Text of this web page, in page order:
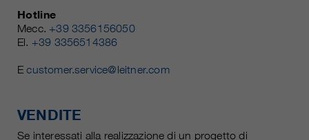
Hotline
Mecc. +39 3356156050
El. +39 3356514386
Ecustomer.service@leitner.com
VENDITE
Se interessati alla realizzazione di un progetto di